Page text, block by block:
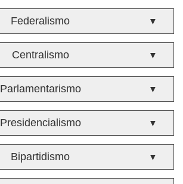
Federalismo ▼
Centralismo ▼
Parlamentarismo ▼
Presidencialismo ▼
Bipartidismo ▼